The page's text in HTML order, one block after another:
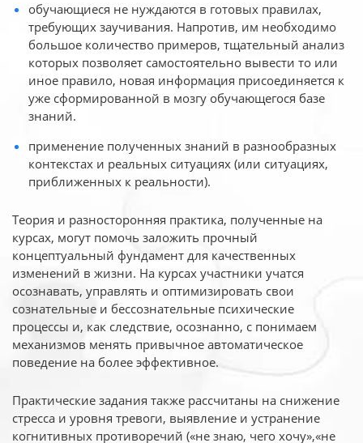
обучающиеся не нуждаются в готовых правилах,
требующих заучивания. Напротив, им необходимо
большое количество примеров, тщательный анализ
которых позволяет самостоятельно вывести то или
иное правило, новая информация присоединяется к
уже сформированной в мозгу обучающегося базе
знаний.
применение полученных знаний в разнообразных
контекстах и реальных ситуациях (или ситуациях,
приближенных к реальности).
Теория и разносторонняя практика, полученные на
курсах, могут помочь заложить прочный
концептуальный фундамент для качественных
изменений в жизни. На курсах участники учатся
осознавать, управлять и оптимизировать свои
сознательные и бессознательные психические
процессы и, как следствие, осознанно, с понимаем
механизмов менять привычное автоматическое
поведение на более эффективное.
Практические задания также рассчитаны на снижение
стресса и уровня тревоги, выявление и устранение
когнитивных противоречий («не знаю, чего хочу»,«не